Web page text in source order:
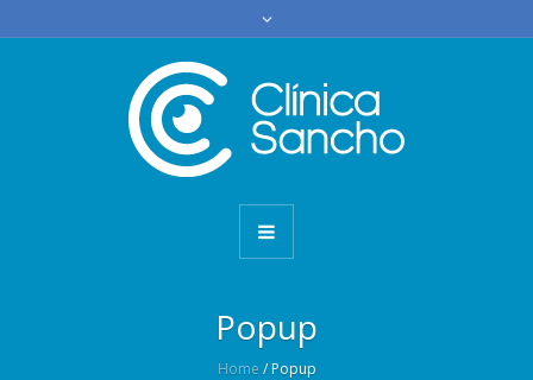
Popup
Home /Popup